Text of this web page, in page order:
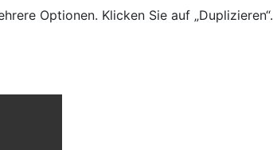
Optionen. Klicken Sie auf „Duplizieren“.